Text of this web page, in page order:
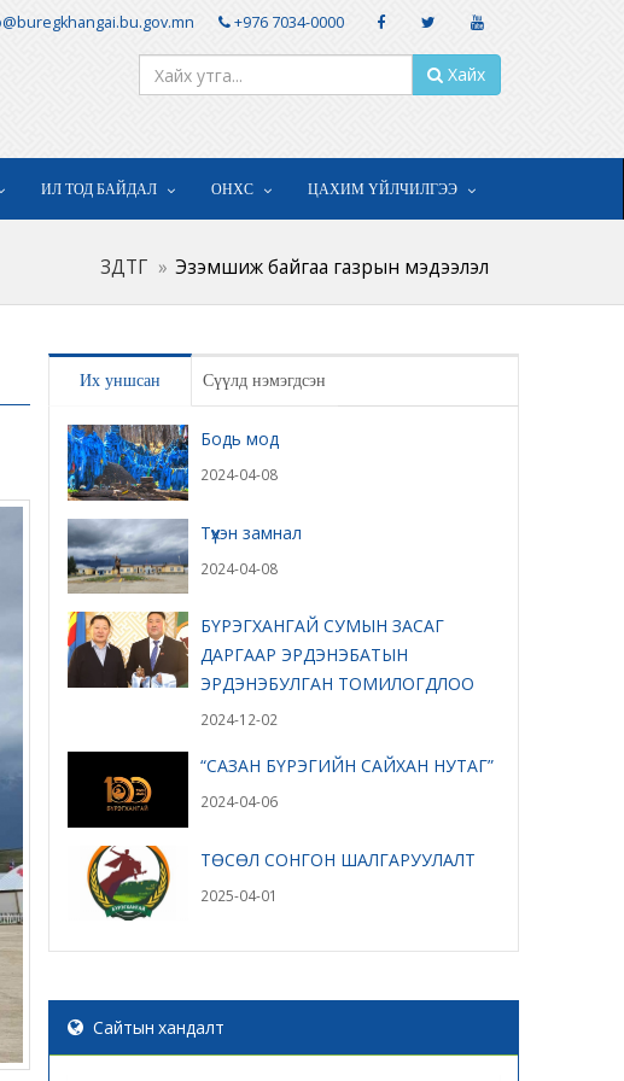
+976 7034-0000
Хайх
ИЛ ТОД БАЙДАЛ ОНХС ЦАХИМ ҮЙЛЧИЛГЭЭ
ЗДТГ Эзэмшиж байгаа газрын мэдээлэл
Их уншсан Сүүлд нэмэгдсэн
Бодь мод
2024-04-08
Түүхэн замнал
2024-04-08
БҮРЭГХАНГАЙ СУМЫН ЗАСАГ
ДАРГААР ЭРДЭНЭБАТЫН
ЭРДЭНЭБУЛГАН ТОМИЛОГДЛОО
2024-12-02
“САЗАН БҮРЭГИЙН САЙХАН НУТАГ”
2024-04-06
ТӨСӨЛ СОНГОН ШАЛГАРУУЛАЛТ
2025-04-01
Сайтын хандалт